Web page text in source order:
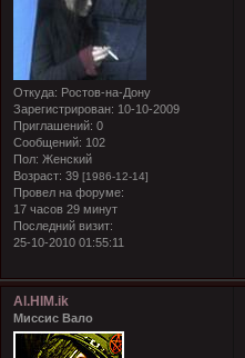
Откуда: Ростов-на-Дону
Зарегистрирован: 10-10-2009
Приглашений: 0
Сообщений: 102
Пол: Женский
Возраст: 39 [1986-12-14]
Провел на форуме:
17 часов 29 минут
Последний визит:
25-10-2010 01:55:11
Al.HIM.ik
Миссис Вало